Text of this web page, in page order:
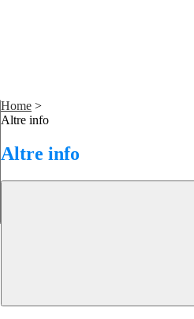
Home >
Altre info
Altre info